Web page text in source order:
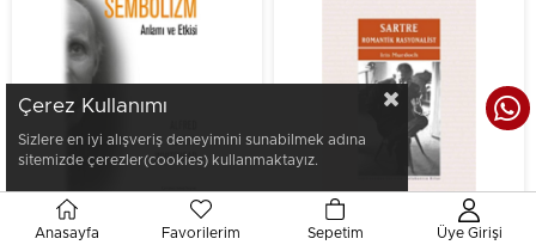
★ ★★ ★ ★
Çerez Kullanımı
Sizlere en iyi alışveriş deneyimini sunabilmek adına
sitemizde çerezler(cookies) kullanmaktayız.
Anasayfa Favorilerim Sepetim Üye Girişi